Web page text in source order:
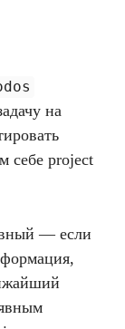
на
себе project
— если